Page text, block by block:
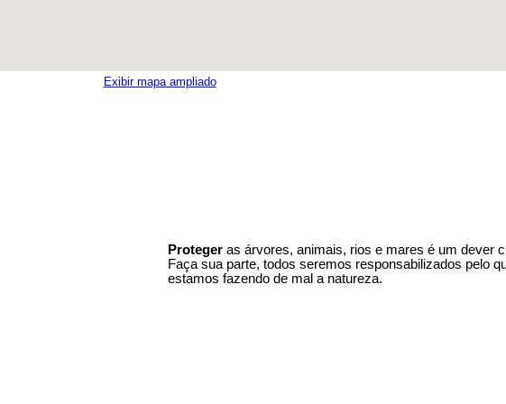
Exibir mapa ampliado
Proteger as árvores, animais, rios e mares é um dever
Faça sua parte, todos seremos responsabilizados pelo
estamos fazendo de mal a natureza.